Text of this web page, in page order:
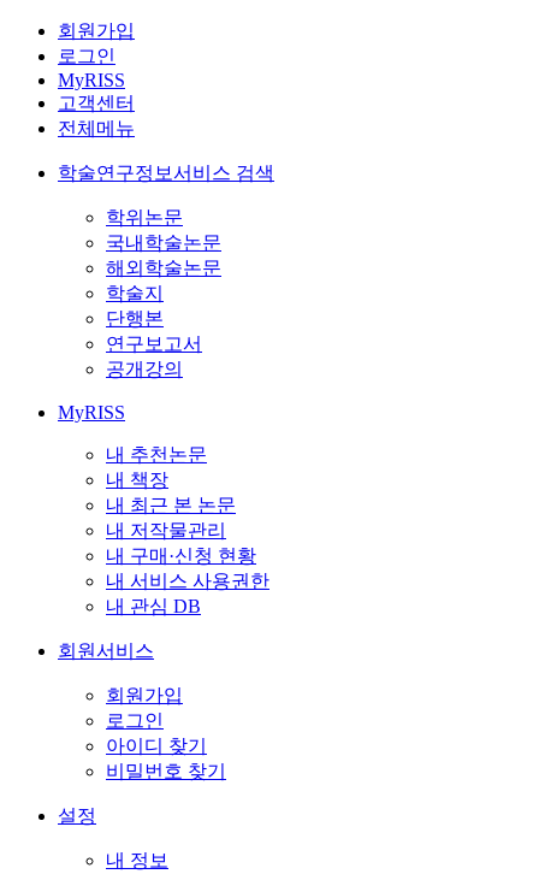
회원가입
로그인
MyRISS
고객센터
전체메뉴
학술연구정보서비스 검색
학위논문
국내학술논문
해외학술논문
학술지
단행본
연구보고서
공개강의
MyRISS
내 추천논문
내 책장
내 최근 본 논문
내 저작물관리
내 구매·신청 현황
내 서비스 사용권한
내 관심 DB
회원서비스
회원가입
로그인
아이디 찾기
비밀번호 찾기
설정
내 정보